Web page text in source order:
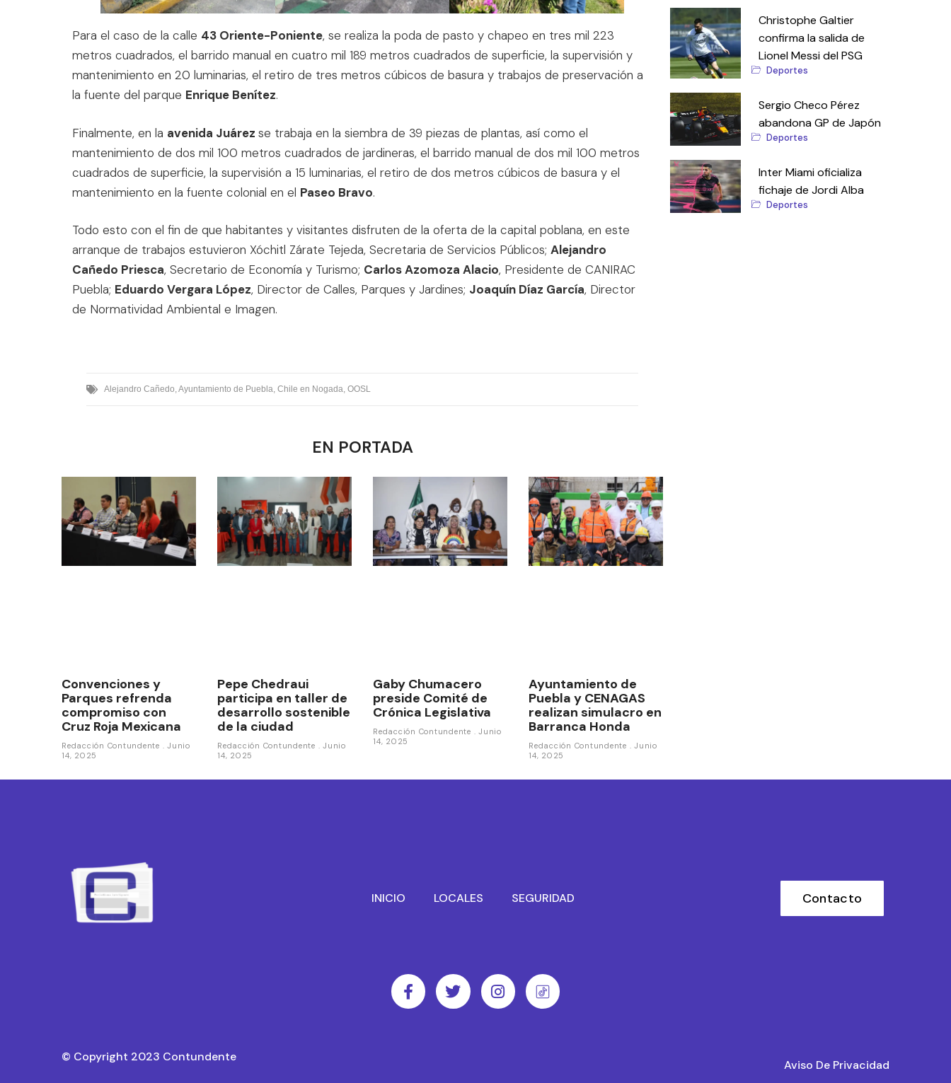
Para el caso de la calle 43 Oriente-Poniente, se realiza la poda de pasto y chapeo en tres mil 223
metros cuadrados, el barrido manual en cuatro mil 189 metros cuadrados de superficie, la supervisión y
mantenimiento en 20 luminarias, el retiro de tres metros cúbicos de basura y trabajos de preservación a
la fuente del parque Enrique Benítez.
Finalmente, en la avenida Juárez se trabaja en la siembra de 39 piezas de plantas, así como el
mantenimiento de dos mil 100 metros cuadrados de jardineras, el barrido manual de dos mil 100 metros
cuadrados de superficie, la supervisión a 15 luminarias, el retiro de dos metros cúbicos de basura y el
mantenimiento en la fuente colonial en el Paseo Bravo.
Todo esto con el fin de que habitantes y visitantes disfruten de la oferta de la capital poblana, en este
arranque de trabajos estuvieron Xóchitl Zárate Tejeda, Secretaria de Servicios Públicos; Alejandro
Cañedo Priesca, Secretario de Economía y Turismo; Carlos Azomoza Alacio, Presidente de CANIRAC
Puebla; Eduardo Vergara López, Director de Calles, Parques y Jardines; Joaquín Díaz García, Director
de Normatividad Ambiental e Imagen.
Alejandro Cañedo Ayuntamiento de Puebla Chile en Nogada OOSL
EN PORTADA
Convenciones y
Parques refrenda
compromiso con
Cruz Roja Mexicana
Redacción Contundente
Junio
14, 2025
Pepe Chedraui
participa en taller de
desarrollo sostenible
de la ciudad
Redacción Contundente
Junio
14, 2025
Gaby Chumacero
preside Comité de
Crónica Legislativa
Redacción Contundente
Junio
14, 2025
Ayuntamiento de
Puebla y CENAGAS
realizan simulacro en
Barranca Honda
Redacción Contundente
Junio
14, 2025
Christophe Galtier
confirma la salida de
Lionel Messi del PSG
Deportes
Sergio Checo Pérez
abandona GP de Japón
Deportes
Inter Miami oficializa
fichaje de Jordi Alba
Deportes
INICIO LOCALES SEGURIDAD Contacto
© Copyright 2023 Contundente
Aviso De Privacidad